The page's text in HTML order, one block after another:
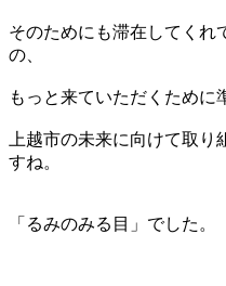
そのためにも滞在してくれ
の、
もっと来ていただくために
上越市の未来に向けて取
すね。
「るみのみる目」でした。